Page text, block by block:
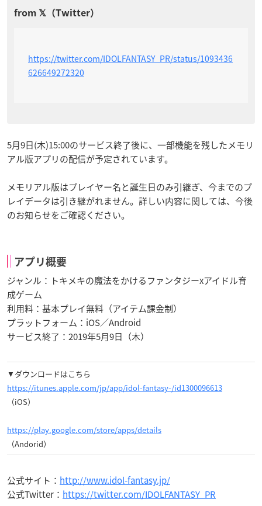
https://twitter.com/IDOLFANTASY_PR/status/1093436
626649272320
5月9日(木)15:00のサービス終了後に、一部機能を残したメモリ
アル版アプリの配信が予定されています。
メモリアル版はプレイヤー名と誕生日のみ引継ぎ、今までのプ
レイデータは引き継がれません。詳しい内容に関しては、今後
のお知らせをご確認ください。
アプリ概要
ジャンル：トキメキの魔法をかけるファンタジーxアイドル育
成ゲーム
利用料：基本プレイ無料（アイテム課金制）
プラットフォーム：iOS／Android
サービス終了：2019年5月9日（木）
▼ダウンロードはこちら
https://itunes.apple.com/jp/app/idol-fantasy-/id1300096613
（iOS）
https://play.google.com/store/apps/details
（Andorid）
公式サイト： http://www.idol-fantasy.jp/
公式Twitter： https://twitter.com/IDOLFANTASY_PR